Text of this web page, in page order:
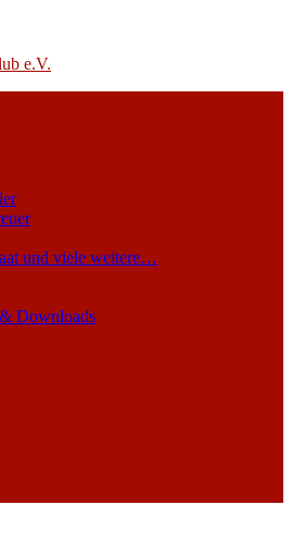
und viele weitere…
Downloads